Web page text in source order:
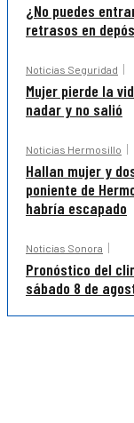
¿No puedes
retrasos en
Noticias Seguridad
Mujer pierde la
nadar y no salió
Noticias Hermosillo
Hallan mujer y
poniente de
habría escapado
Noticias Sonora
Pronóstico del
sábado 8 de